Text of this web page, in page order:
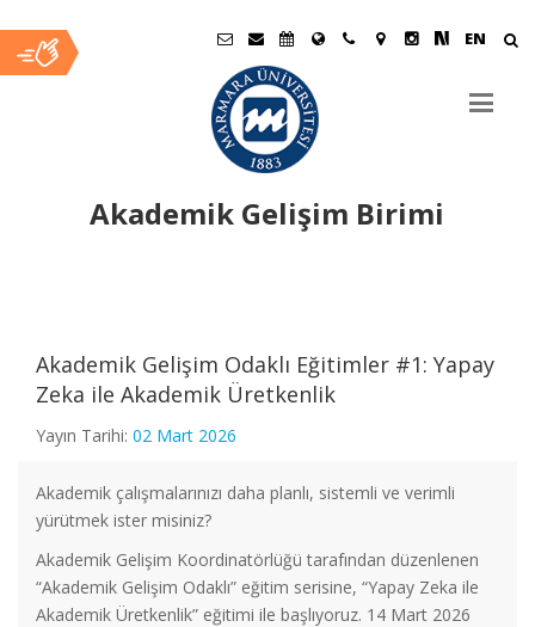
EN
Akademik Gelişim Birimi
İçerik
Akademik Gelişim Odaklı Eğitimler #1: Yapay
Zeka ile Akademik Üretkenlik
Yayın Tarihi: 02 Mart 2026
Akademik çalışmalarınızı daha planlı, sistemli ve verimli
yürütmek ister misiniz?
Akademik Gelişim Koordinatörlüğü tarafından düzenlenen
“Akademik Gelişim Odaklı” eğitim serisine, “Yapay Zeka ile
Akademik Üretkenlik” eğitimi ile başlıyoruz. 14 Mart 2026